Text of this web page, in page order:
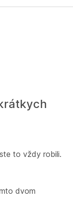
to vždy robili.
dvom